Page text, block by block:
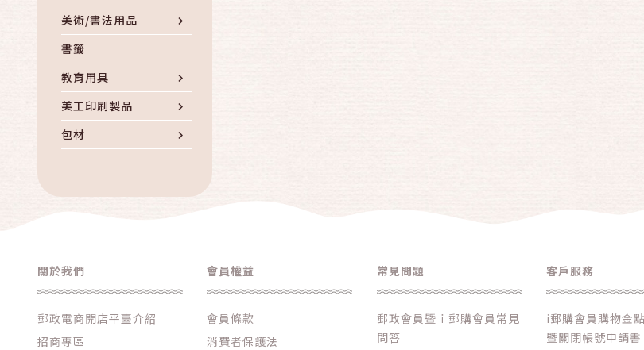
美術/書法用品
書籤
教育用具
美工印刷製品
包材
關於我們
郵政電商開店平臺介紹
招商專區
會員權益
會員條款
消費者保護法
常見問題
郵政會員暨ｉ郵購會員常見
問答
客戶服務
i郵購會員購物金
暨關閉帳號申請書